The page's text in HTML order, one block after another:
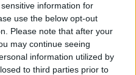
information for
use the below opt-out
Please note that after your
may continue seeing
information utilized by
to third parties prior to
Próximo artigo